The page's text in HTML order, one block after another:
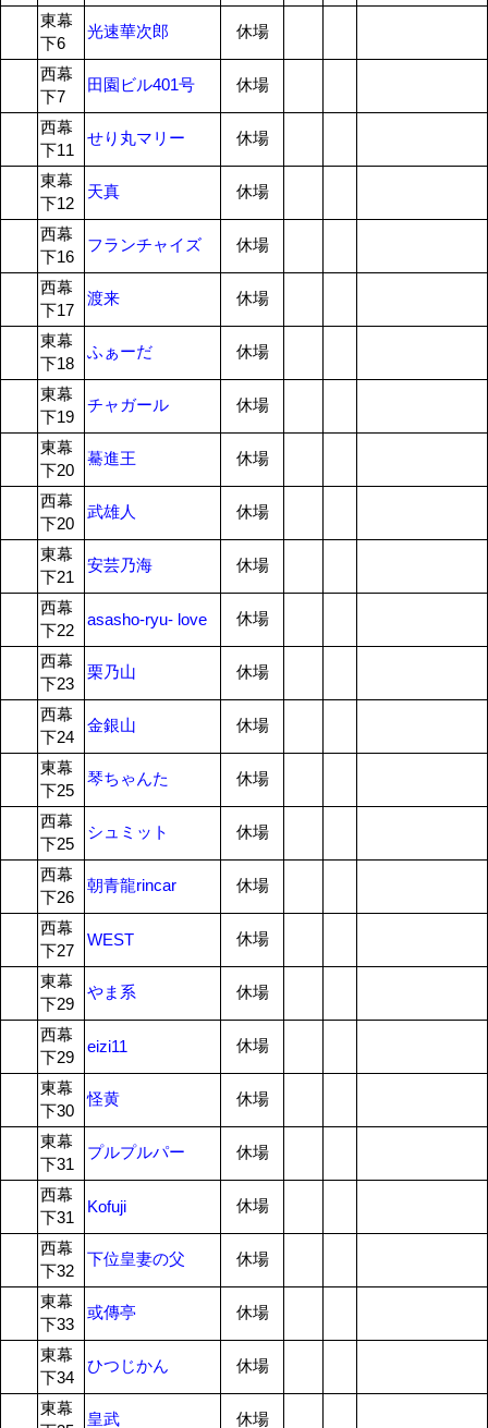
東幕
下6
光速華次郎 休場
西幕
下7
田園ビル401号 休場
西幕
下11
せり丸マリー 休場
東幕
下12
天真 休場
西幕
下16
フランチャイズ 休場
西幕
下17
渡来 休場
東幕
下18
ふぁーだ 休場
東幕
下19
チャガール 休場
東幕
下20
驀進王 休場
西幕
下20
武雄人 休場
東幕
下21
安芸乃海 休場
西幕
下22
asasho-ryu- love 休場
西幕
下23
栗乃山 休場
西幕
下24
金銀山 休場
東幕
下25
琴ちゃんた 休場
西幕
下25
シュミット 休場
西幕
下26
朝青龍rincar 休場
西幕
下27
WEST 休場
東幕
下29
やま系 休場
西幕
下29
eizi11 休場
東幕
下30
怪黄 休場
東幕
下31
プルプルパー 休場
西幕
下31
Kofuji 休場
西幕
下32
下位皇妻の父 休場
東幕
下33
或傳亭 休場
東幕
下34
ひつじかん 休場
東幕
皇武 休場